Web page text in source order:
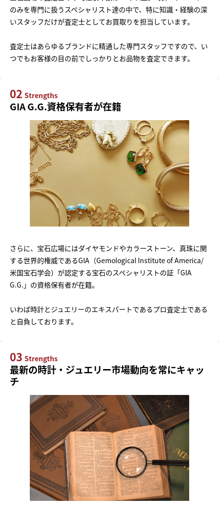
のみを専門に扱うスペシャリスト達の中で、特に知識・経験の深
いスタッフだけが査定士としてお買取りを担当しています。
査定士はあらゆるブランドに精通した専門スタッフですので、い
つでもお客様の目の前でしっかりとお品物を査定できます。
02 Strengths
GIA G.G.資格保有者が在籍
さらに、宝石広場にはダイヤモンドやカラーストーン、真珠に関
する世界的権威であるGIA（Gemological Institute of America/
米国宝石学会）が認定する宝石のスペシャリストの証「GIA
G.G.」の資格保有者が在籍。
いわば時計とジュエリーのエキスパートであるプロ査定士である
と自負しております。
03 Strengths
最新の時計・ジュエリー市場動向を常にキャッ
チ